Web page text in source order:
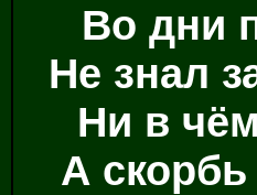
Во дни
Не знал
Ни в
А